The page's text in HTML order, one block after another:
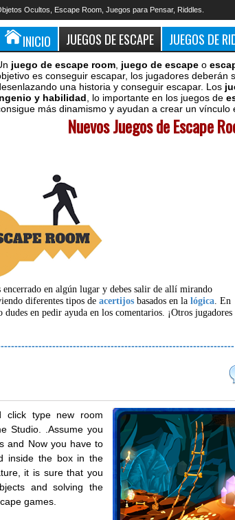
Ocultos, Escape Room, Juegos para Pensar, Riddles.
INICIO JUEGOS DE ESCAPE JUEGOS DE
juego de escape room juego de escape o
es conseguir escapar, los jugadores deberán
una historia y conseguir escapar. Los
y habilidad , lo importante en los juegos de
más dinamismo y ayudan a crear un vínculo
Nuevos Juegos de Escape
encerrado en algún lugar y debes salir de allí mirando
diferentes tipos deacertijos basados en lalógica. En
dudes en pedir ayuda en los comentarios. ¡Otros jugadores
click type new room
Studio. .Assume you
and Now you have to
inside the box in the
it is sure that you
and solving the
games.